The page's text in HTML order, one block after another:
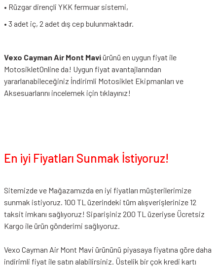
• Rüzgar dirençli YKK fermuar sistemi,
• 3 adet iç, 2 adet dış cep bulunmaktadır.
Vexo Cayman Air Mont Maviürünü en uygun fiyat ile
MotosikletOnline da! Uygun fiyat avantajlarından
yararlanabileceğiniz İndirimli Motosiklet Ekipmanları ve
Aksesuarlarını incelemek için tıklayınız!
En iyi Fiyatları Sunmak İstiyoruz!
Sitemizde ve Mağazamızda en iyi fiyatları müşterilerimize
sunmak istiyoruz. 100 TL üzerindeki tüm alışverişlerinize 12
taksit imkanı sağlıyoruz! Siparişiniz 200 TL üzeriyse Ücretsiz
Kargo ile ürün gönderimi sağlıyoruz.
Vexo Cayman Air Mont Mavi ürününü piyasaya fiyatına göre daha
indirimli fiyat ile satın alabilirsiniz. Üstelik bir çok kredi kartı